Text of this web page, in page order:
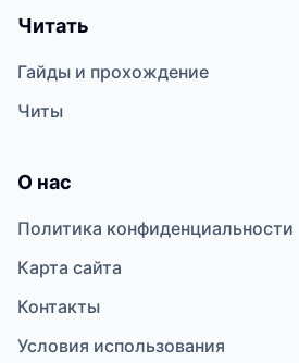
Читать
Гайды и прохождение
Читы
О нас
Политика конфиденциальности
Карта сайта
Контакты
Условия использования